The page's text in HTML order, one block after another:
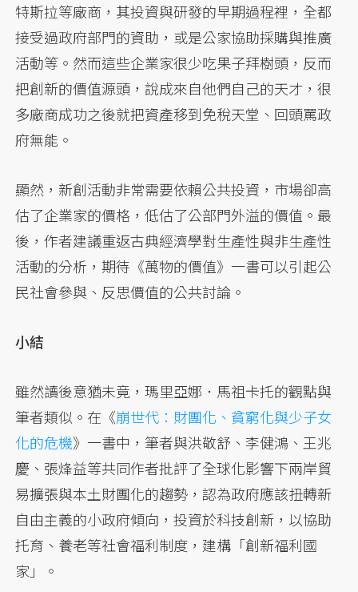
特斯拉等廠商，其投資與研發的早期過程裡，全都
接受過政府部門的資助，或是公家協助採購與推廣
活動等。然而這些企業家很少吃果子拜樹頭，反而
把創新的價值源頭，說成來自他們自己的天才，很
多廠商成功之後就把資產移到免稅天堂、回頭罵政
府無能。
顯然，新創活動非常需要依賴公共投資，市場卻高
估了企業家的價格，低估了公部門外溢的價值。最
後，作者建議重返古典經濟學對生產性與非生產性
活動的分析，期待《萬物的價值》一書可以引起公
民社會參與、反思價值的公共討論。
小結
雖然讀後意猶未竟，瑪里亞娜．馬祖卡托的觀點與
筆者類似。在《崩世代：財團化、貧窮化與少子女
化的危機》一書中，筆者與洪敬舒、李健鴻、王兆
慶、張烽益等共同作者批評了全球化影響下兩岸貿
易擴張與本土財團化的趨勢，認為政府應該扭轉新
自由主義的小政府傾向，投資於科技創新，以協助
托育、養老等社會福利制度，建構「創新福利國
家」。